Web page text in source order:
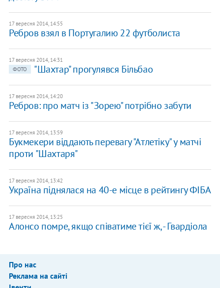
17 вересня 2014, 14:55
Ребров взял в Португалию 22 футболиста
17 вересня 2014, 14:31
ФОТО
"Шахтар" прогулявся Більбао
17 вересня 2014, 14:20
Ребров: про матч із "Зорею" потрібно забути
17 вересня 2014, 13:59
Букмекери віддають перевагу "Атлетіку" у матчі
проти "Шахтаря"
17 вересня 2014, 13:42
Україна піднялася на 40-е місце в рейтингу ФІБА
17 вересня 2014, 13:25
Алонсо помре, якщо співатиме тієї ж, - Гвардіола
Про нас
Реклама на сайті